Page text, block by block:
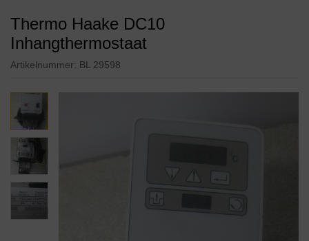
Thermo Haake DC10
Inhangthermostaat
Artikelnummer: BL 29598